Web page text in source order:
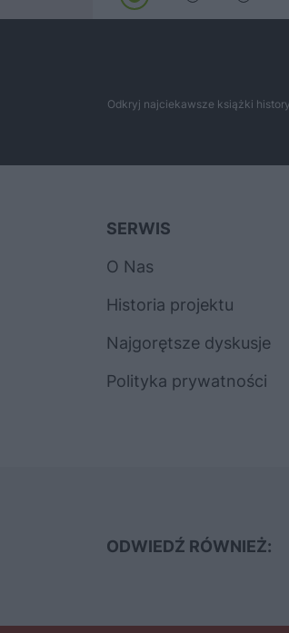
Odkryj najciekawsze książki
SERWIS
O Nas
Historia projektu
Najgorętsze dyskusje
Polityka prywatności
ODWIEDŹ RÓWNIEŻ: